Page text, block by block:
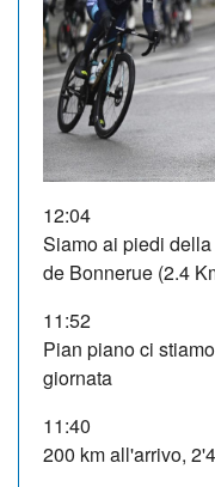
12:04
Siamo ai piedi
de Bonnerue (2.4
11:52
Pian piano ci
giornata
11:40
200 km all'arrivo,